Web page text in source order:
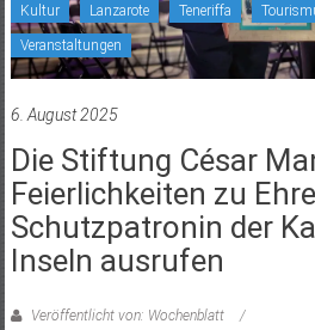
Kultur Lanzarote Teneriffa
Veranstaltungen
6. August 2025
Die Stiftung César
Feierlichkeiten zu
Schutzpatronin der
Inseln ausrufen
Veröffentlicht von: Wochenblatt